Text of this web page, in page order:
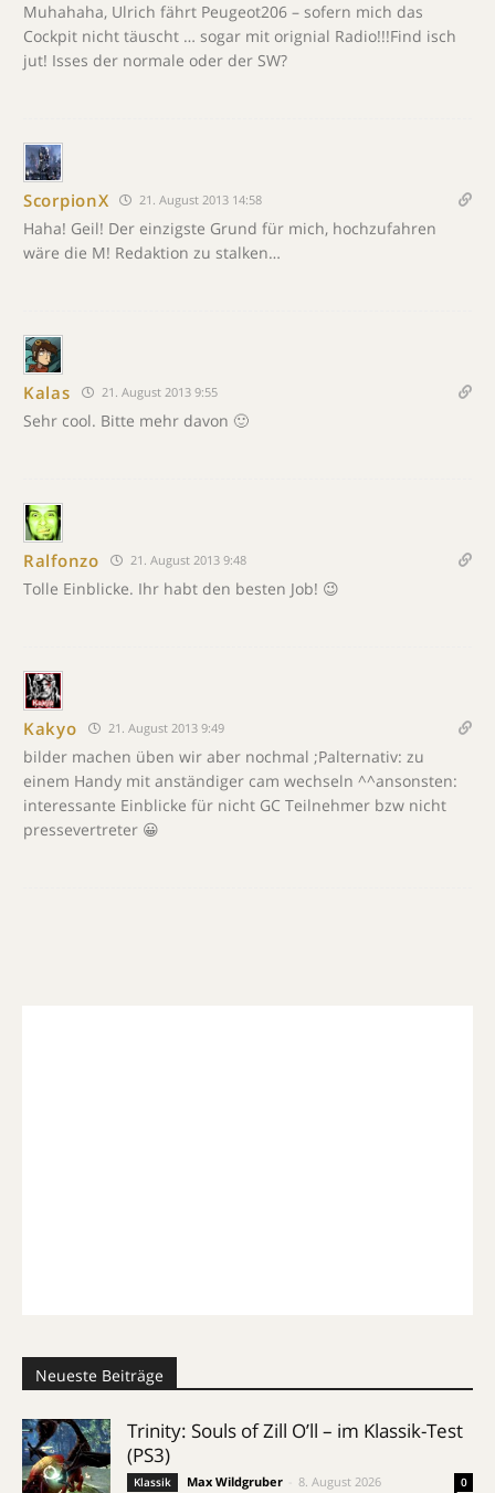
Muhahaha, Ulrich fährt Peugeot206 – sofern mich das
Cockpit nicht täuscht … sogar mit orignial Radio!!!Find isch
jut! Isses der normale oder der SW?
ScorpionX 21. August 2013 14:58
Haha! Geil! Der einzigste Grund für mich, hochzufahren
wäre die M! Redaktion zu stalken…
Kalas 21. August 2013 9:55
Sehr cool. Bitte mehr davon 🙂
Ralfonzo 21. August 2013 9:48
Tolle Einblicke. Ihr habt den besten Job! 😉
Kakyo 21. August 2013 9:49
bilder machen üben wir aber nochmal ;Palternativ: zu
einem Handy mit anständiger cam wechseln ^^ansonsten:
interessante Einblicke für nicht GC Teilnehmer bzw nicht
pressevertreter 😀
Neueste Beiträge
Trinity: Souls of Zill O’ll – im Klassik-Test
(PS3)
Klassik Max Wildgruber 8. August 2026 0